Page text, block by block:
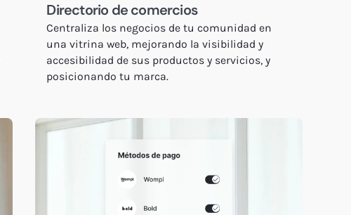
Directorio de comercios
Centraliza los negocios de tu comunidad en
una vitrina web, mejorando la visibilidad y
accesibilidad de sus productos y servicios, y
posicionando tu marca.